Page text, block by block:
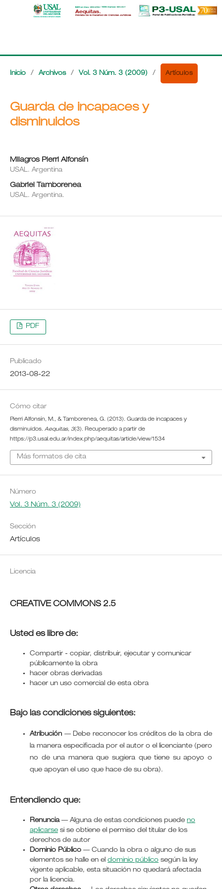
Inicio / Archivos / Vol. 3 Núm. 3 (2009) / Artículos
Guarda de incapaces y
disminuidos
Milagros Pierri Alfonsín
USAL. Argentina
Gabriel Tamborenea
USAL. Argentina.
PDF
Publicado
2013-08-22
Cómo citar
Pierri Alfonsín, M., & Tamborenea, G. (2013). Guarda de incapaces y
disminuidos. Aequitas, 3(3). Recuperado a partir de
https://p3.usal.edu.ar/index.php/aequitas/article/view/1534
Más formatos de cita
Número
Vol. 3 Núm. 3 (2009)
Sección
Artículos
Licencia
CREATIVE COMMONS 2.5
Usted es libre de:
Compartir - copiar, distribuir, ejecutar y comunicar
públicamente la obra
hacer obras derivadas
hacer un uso comercial de esta obra
Bajo las condiciones siguientes:
Atribución—Debe reconocer los créditos de la obra de
la manera especificada por el autor o el licenciante (pero
no de una manera que sugiera que tiene su apoyo o
que apoyan el uso que hace de su obra).
Entendiendo que:
Renuncia— Alguna de estas condiciones puede no
aplicarsesi se obtiene el permiso del titular de los
derechos de autor
Dominio Público— Cuando la obra o alguno de sus
elementos se halle en el dominio públicosegún la ley
vigente aplicable, esta situación no quedará afectada
por la licencia.